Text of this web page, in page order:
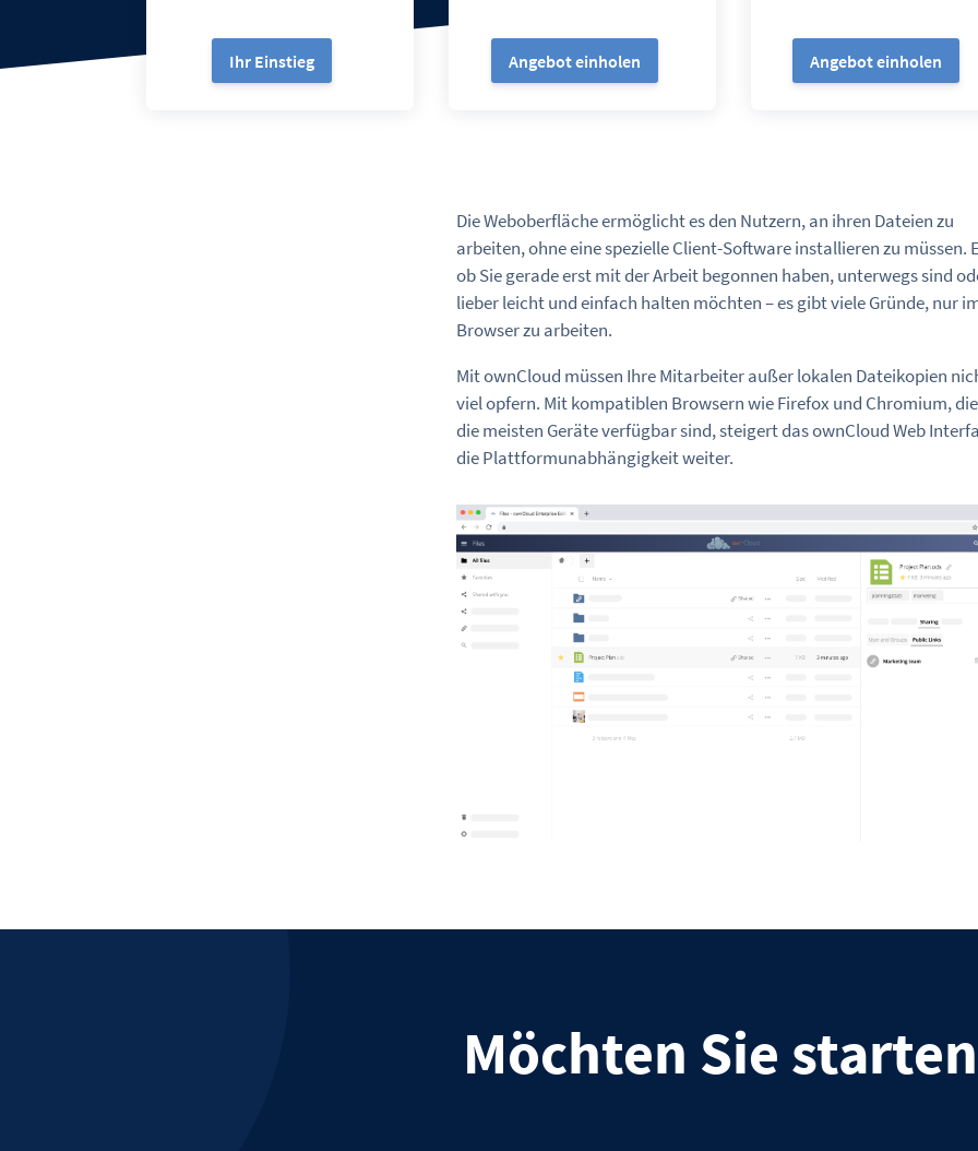
Ihr Einstieg Angebot einholen Angebot einholen
Die Weboberfläche ermöglicht es den Nutzern, an ihren Dateien zu
arbeiten, ohne eine spezielle Client-Software installieren zu müssen.
ob Sie gerade erst mit der Arbeit begonnen haben, unterwegs sind
lieber leicht und einfach halten möchten – es gibt viele Gründe, nur
Browser zu arbeiten.
Mit ownCloud müssen Ihre Mitarbeiter außer lokalen Dateikopien
viel opfern. Mit kompatiblen Browsern wie Firefox und Chromium,
die meisten Geräte verfügbar sind, steigert das ownCloud Web
die Plattformunabhängigkeit weiter.
Möchten Sie